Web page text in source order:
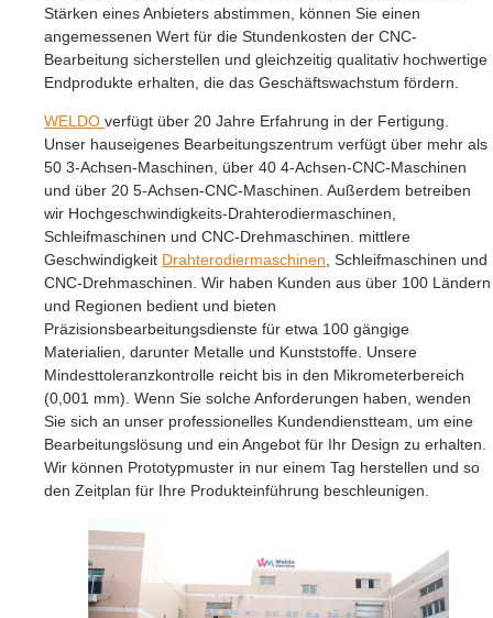
Stärken eines Anbieters abstimmen, können Sie einen
angemessenen Wert für die Stundenkosten der CNC-
Bearbeitung sicherstellen und gleichzeitig qualitativ hochwertige
Endprodukte erhalten, die das Geschäftswachstum fördern.
WELDO verfügt über 20 Jahre Erfahrung in der Fertigung.
Unser hauseigenes Bearbeitungszentrum verfügt über mehr als
50 3-Achsen-Maschinen, über 40 4-Achsen-CNC-Maschinen
und über 20 5-Achsen-CNC-Maschinen. Außerdem betreiben
wir Hochgeschwindigkeits-Drahterodiermaschinen,
Schleifmaschinen und CNC-Drehmaschinen. mittlere
Geschwindigkeit Drahterodiermaschinen, Schleifmaschinen und
CNC-Drehmaschinen. Wir haben Kunden aus über 100 Ländern
und Regionen bedient und bieten
Präzisionsbearbeitungsdienste für etwa 100 gängige
Materialien, darunter Metalle und Kunststoffe. Unsere
Mindesttoleranzkontrolle reicht bis in den Mikrometerbereich
(0,001 mm). Wenn Sie solche Anforderungen haben, wenden
Sie sich an unser professionelles Kundendienstteam, um eine
Bearbeitungslösung und ein Angebot für Ihr Design zu erhalten.
Wir können Prototypmuster in nur einem Tag herstellen und so
den Zeitplan für Ihre Produkteinführung beschleunigen.